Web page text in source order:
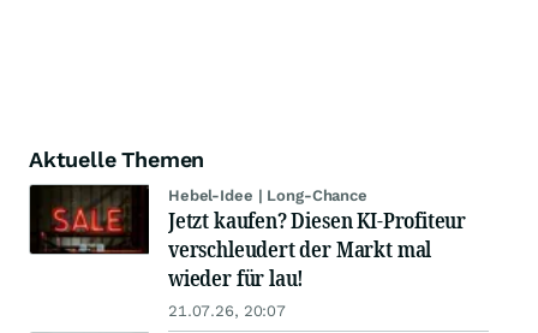
Aktuelle Themen
Hebel-Idee | Long-Chance
Jetzt kaufen? Diesen KI-Profiteur
verschleudert der Markt mal
wieder für lau!
21.07.26, 20:07